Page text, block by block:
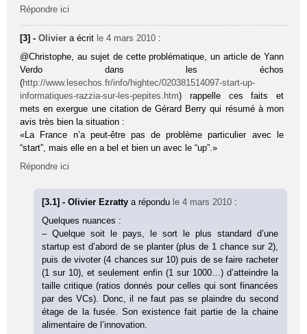
Répondre ici
[3] -Olivier a écrit le 4 mars 2010 :
@Christophe, au sujet de cette problématique, un article de Yann
Verdo dans les échos
(http://www.lesechos.fr/info/hightec/020381514097-start-up-
informatiques-razzia-sur-les-pepites.htm) rappelle ces faits et
mets en exergue une citation de Gérard Berry qui résumé à mon
avis très bien la situation :
«La France n’a peut-être pas de problème particulier avec le
“start”, mais elle en a bel et bien un avec le “up”.»
Répondre ici
[3.1] - Olivier Ezrattya répondu le 4 mars 2010 :
Quelques nuances :
– Quelque soit le pays, le sort le plus standard d’une
startup est d’abord de se planter (plus de 1 chance sur 2),
puis de vivoter (4 chances sur 10) puis de se faire racheter
(1 sur 10), et seulement enfin (1 sur 1000…) d’atteindre la
taille critique (ratios donnés pour celles qui sont financées
par des VCs). Donc, il ne faut pas se plaindre du second
étage de la fusée. Son existence fait partie de la chaine
alimentaire de l’innovation.